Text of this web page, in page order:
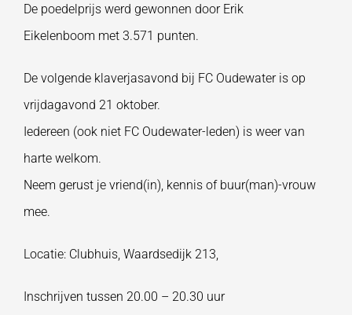
De poedelprijs werd gewonnen door Erik
Eikelenboom met 3.571 punten.
De volgende klaverjasavond bij FC Oudewater is op
vrijdagavond 21 oktober.
Iedereen (ook niet FC Oudewater-leden) is weer van
harte welkom.
Neem gerust je vriend(in), kennis of buur(man)-vrouw
mee.
Locatie: Clubhuis, Waardsedijk 213,
Inschrijven tussen 20.00 – 20.30 uur